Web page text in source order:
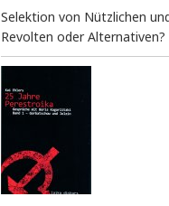
Selektion von Nützlichen
Revolten oder Alternativen?